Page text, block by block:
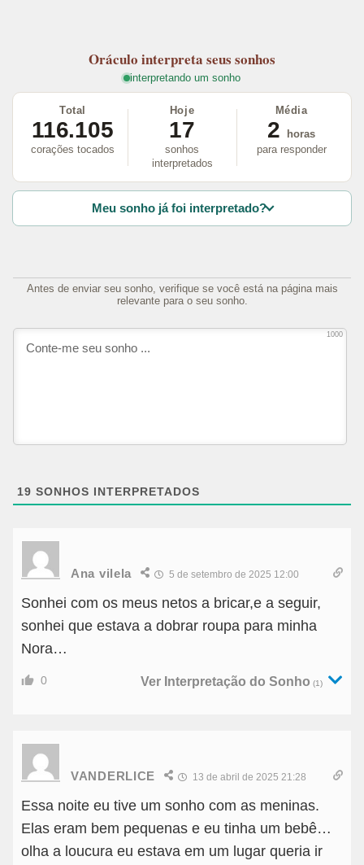
Oráculo interpreta seus sonhos
interpretando um sonho
Total
116.105
corações tocados
Hoje
17
sonhos
interpretados
Média
2
horas
para responder
Meu sonho já foi interpretado?
Antes de enviar seu sonho, verifique se você está na página mais
relevante para o seu sonho.
1000
19 SONHOS INTERPRETADOS
Ana vilela 5 de setembro de 2025 12:00
Sonhei com os meus netos a bricar,e a seguir,
sonhei que estava a dobrar roupa para minha
Nora…
0 Ver Interpretação do Sonho (1)
VANDERLICE 13 de abril de 2025 21:28
Essa noite eu tive um sonho com as meninas.
Elas eram bem pequenas e eu tinha um bebê…
olha a loucura eu estava em um lugar queria ir